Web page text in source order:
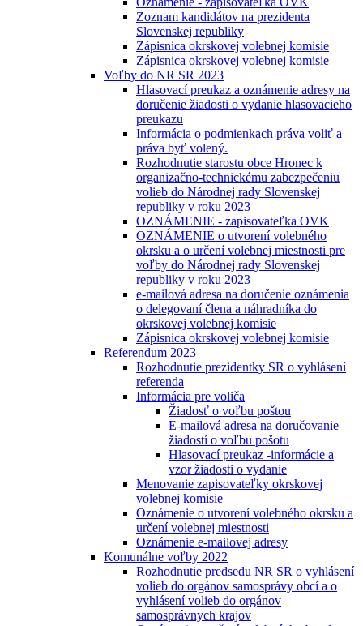
Zoznam kandidátov na prezidenta
Slovenskej republiky
Zápisnica okrskovej volebnej komisie
Zápisnica okrskovej volebnej komisie
Voľby do NR SR 2023
Hlasovací preukaz a oznámenie adresy na
doručenie žiadosti o vydanie hlasovacieho
preukazu
Informácia o podmienkach práva voliť a
práva byť volený.
Rozhodnutie starostu obce Hronec k
organizačno-technickému zabezpečeniu
volieb do Národnej rady Slovenskej
republiky v roku 2023
OZNÁMENIE - zapisovateľka OVK
OZNÁMENIE o utvorení volebného
okrsku a o určení volebnej miestnosti pre
voľby do Národnej rady Slovenskej
republiky v roku 2023
e-mailová adresa na doručenie oznámenia
o delegovaní člena a náhradníka do
okrskovej volebnej komisie
Zápisnica okrskovej volebnej komisie
Referendum 2023
Rozhodnutie prezidentky SR o vyhlásení
referenda
Informácia pre voliča
Žiadosť o voľbu poštou
E-mailová adresa na doručovanie
žiadostí o voľbu pošotu
Hlasovací preukaz -informácie a
vzor žiadosti o vydanie
Menovanie zapisovateľky okrskovej
volebnej komisie
Oznámenie o utvorení volebného okrsku a
určení volebnej miestnosti
Oznámenie e-mailovej adresy
Komunálne voľby 2022
Rozhodnutie predsedu NR SR o vyhlásení
volieb do orgánov samosprávy obcí a o
vyhlásení volieb do orgánov
samosprávnych krajov